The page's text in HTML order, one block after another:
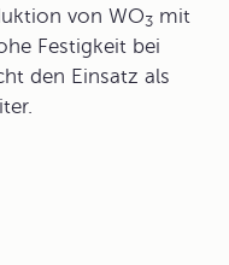
von WO3 mit
Festigkeit bei
den Einsatz als